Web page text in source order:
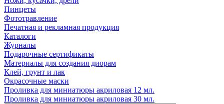
Пинцеты
Фототравление
Печатная и рекламная продукция
Каталоги
Журналы
Подарочные сертификаты
Материалы для создания диорам
Клей, грунт и лак
Окрасочные маски
Проливка для миниатюры акриловая 12 мл.
Проливка для миниатюры акриловая 30 мл.